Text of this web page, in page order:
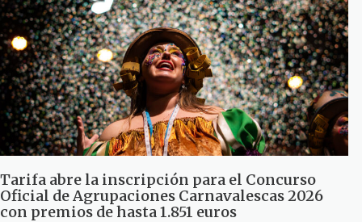
Tarifa abre la inscripción para el Concurso
Oficial de Agrupaciones Carnavalescas 2026
con premios de hasta 1.851 euros